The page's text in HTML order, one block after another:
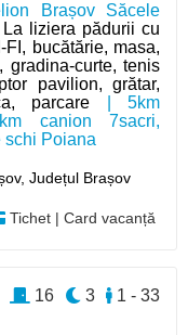
Brașov Săcele
La liziera pădurii cu
FI, bucătărie, masa,
gradina-curte, tenis
pavilion, grătar,
parcare | 5km
canion 7sacri,
schi Poiana
Județul Brașov
Tichet | Card vacanță
1 - 33
3
16